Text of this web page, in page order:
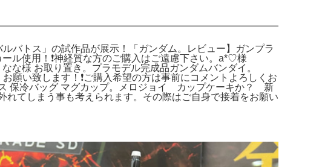
バトス」の試作品が展示！「ガンダム。レビュー】ガンプラ
ル使用！❗神経質な方のご購入はご遠慮下さい。a*♡様
な様 お取り置き。プラモデル完成品ガンダムバンダイ。
願い致します！❗ご購入希望の方は事前にコメントよろしくお
保冷バッグ マグカップ。メロジョイ カップケーキか？ 新
てしまう事も考えられます。その際はご自身で接着をお願い